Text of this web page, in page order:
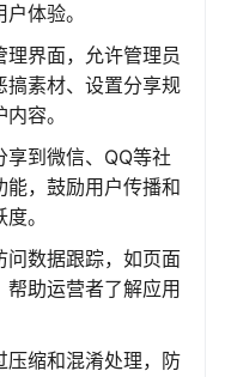
体验。
理界面，允许管理员
搞素材、设置分享规
容。
享到微信、QQ等社
能，鼓励用户传播和
。
问数据跟踪，如页面
助运营者了解应用
压缩和混淆处理，防